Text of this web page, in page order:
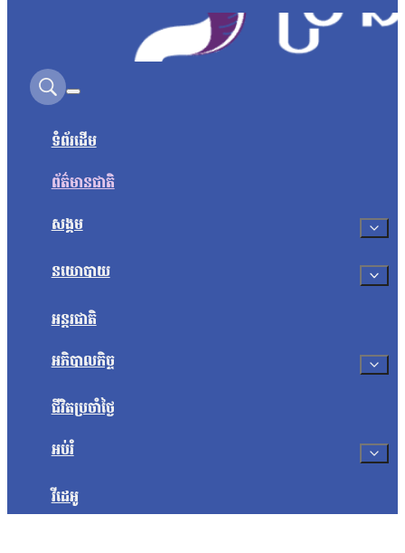
Search on this site
ទំព័រដើម
ព័ត៌មានជាតិ
សង្គម
នយោបាយ
អន្តរជាតិ
អភិបាលកិច្ច
ជីវិតប្រចាំថ្ងៃ
អប់រំ
វីដេអូ